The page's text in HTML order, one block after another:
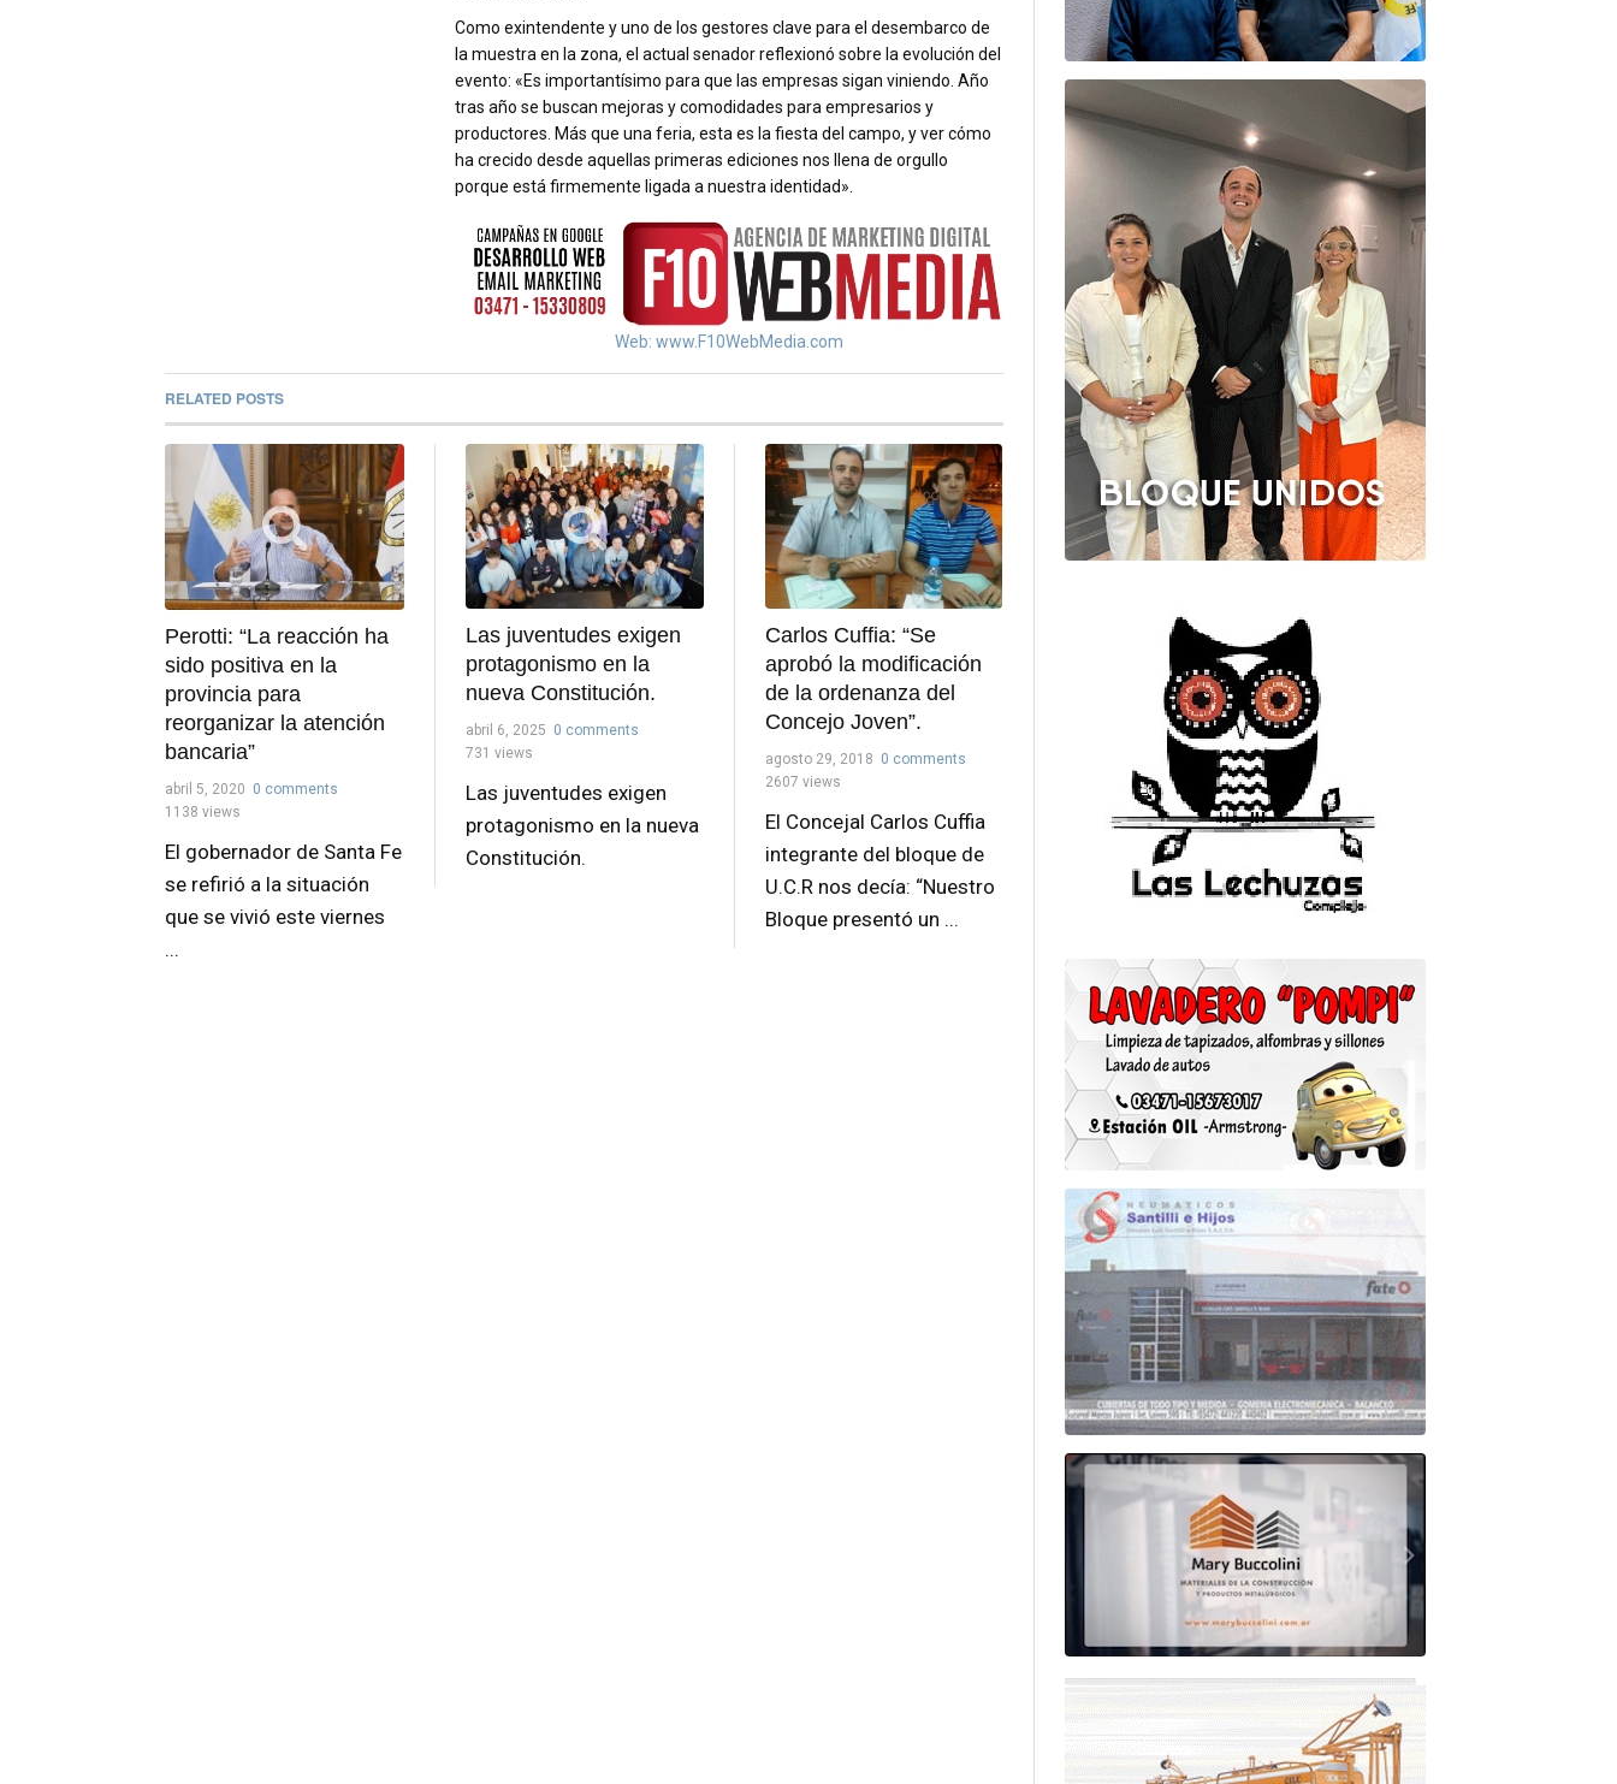
Como exintendente y uno de los gestores clave para el desembarco de
la muestra en la zona, el actual senador reflexionó sobre la evolución del
evento: «Es importantísimo para que las empresas sigan viniendo. Año
tras año se buscan mejoras y comodidades para empresarios y
productores. Más que una feria, esta es la fiesta del campo, y ver cómo
ha crecido desde aquellas primeras ediciones nos llena de orgullo
porque está firmemente ligada a nuestra identidad».
Web: www.F10WebMedia.com
RELATED POSTS
Perotti: “La reacción ha
sido positiva en la
provincia para
reorganizar la atención
bancaria”
abril 5, 2020 0 comments
1138 views
El gobernador de Santa Fe
se refirió a la situación
que se vivió este viernes
...
Las juventudes exigen
protagonismo en la
nueva Constitución.
abril 6, 2025 0 comments
731 views
Las juventudes exigen
protagonismo en la nueva
Constitución.
Carlos Cuffia: “Se
aprobó la modificación
de la ordenanza del
Concejo Joven”.
agosto 29, 2018 0 comments
2607 views
El Concejal Carlos Cuffia
integrante del bloque de
U.C.R nos decía: “Nuestro
Bloque presentó un ...